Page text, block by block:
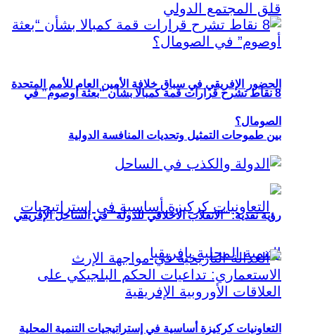
الحضور الإفريقي في سباق خلافة الأمين العام للأمم المتحدة
بين طموحات التمثيل وتحديات المنافسة الدولية
التعاونيات كركيزة أساسية في إستراتيجيات التنمية المحلية
8 نقاط تشرح قرارات قمة كمبالا بشأن “بعثة أوصوم” في
الصومال؟
رؤية نقدية: “الانقلاب الأخلاقي للدولة” في الساحل الإفريقي